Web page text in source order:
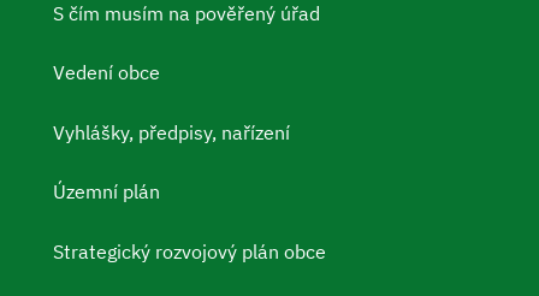
S čím musím na pověřený úřad
Vedení obce
Vyhlášky, předpisy, nařízení
Územní plán
Strategický rozvojový plán obce